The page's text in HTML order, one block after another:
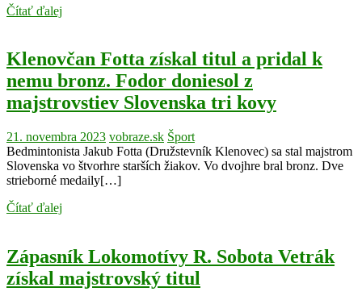
Čítať ďalej
Klenovčan Fotta získal titul a pridal k
nemu bronz. Fodor doniesol z
majstrovstiev Slovenska tri kovy
21. novembra 2023 vobraze.sk Šport
Bedmintonista Jakub Fotta (Družstevník Klenovec) sa stal majstrom
Slovenska vo štvorhre starších žiakov. Vo dvojhre bral bronz. Dve
strieborné medaily[…]
Čítať ďalej
Zápasník Lokomotívy R. Sobota Vetrák
získal majstrovský titul